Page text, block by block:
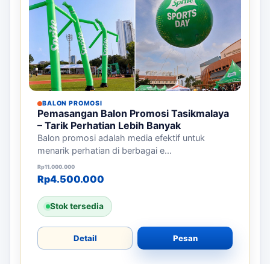
Stok tersedia
Detail Pesan